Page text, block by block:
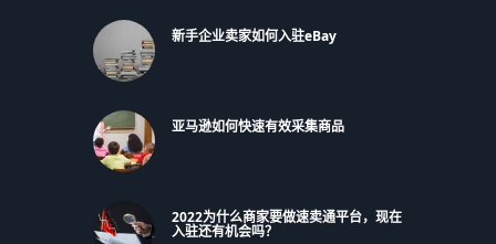
新手企业卖家如何入驻eBay
亚马逊如何快速有效采集商品
2022为什么商家要做速卖通平台，现在
入驻还有机会吗？